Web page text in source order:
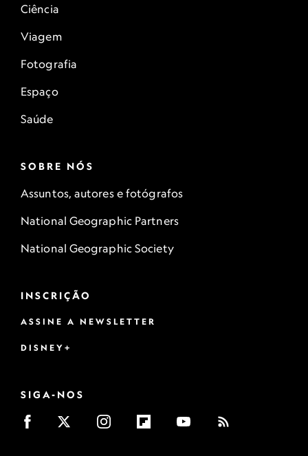
Ciência
Viagem
Fotografia
Espaço
Saúde
SOBRE NÓS
Assuntos, autores e fotógrafos
National Geographic Partners
National Geographic Society
INSCRIÇÃO
ASSINE A NEWSLETTER
DISNEY+
SIGA-NOS